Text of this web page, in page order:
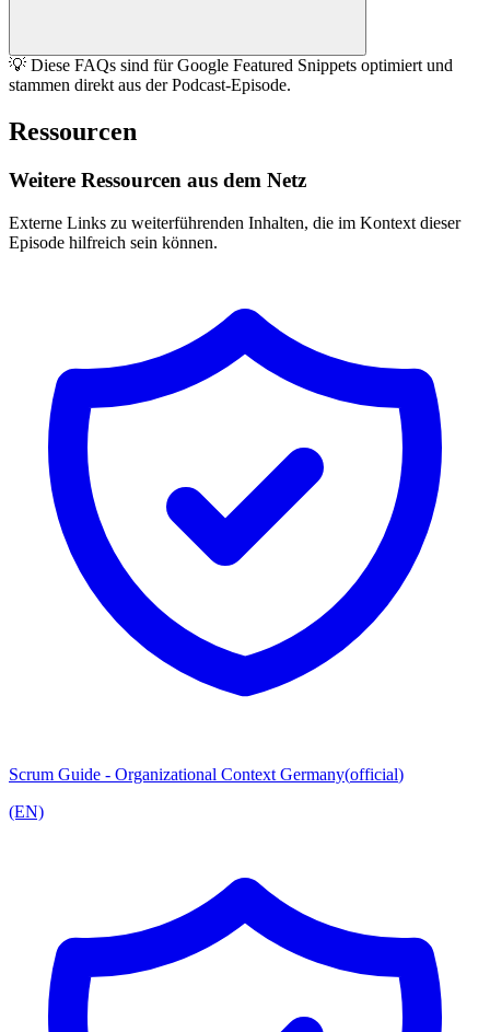
💡 Diese FAQs sind für Google Featured Snippets optimiert und
stammen direkt aus der Podcast-Episode.
Ressourcen
Weitere Ressourcen aus dem Netz
Externe Links zu weiterführenden Inhalten, die im Kontext dieser
Episode hilfreich sein können.
Scrum Guide - Organizational Context Germany(official)
(EN)